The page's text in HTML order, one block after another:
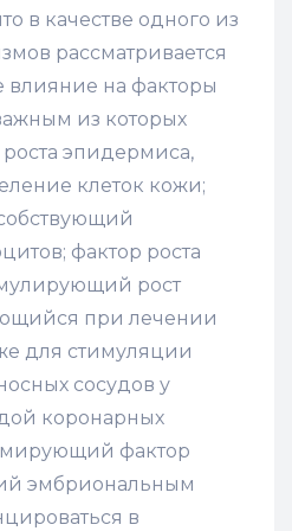
в качестве одного из
рассматривается
на факторы
из которых
роста эпидермиса,
клеток кожи;
фактор роста
рост
при лечении
для стимуляции
сосудов у
коронарных
фактор
эмбриональным
в